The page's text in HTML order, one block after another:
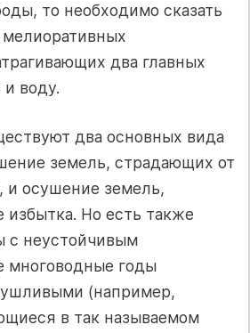
то необходимо сказать
два главных
воду.
два основных вида
земель, страдающих от
и осушение земель,
избытка. Но есть также
с неустойчивым
многоводные годы
(например,
в так называемом